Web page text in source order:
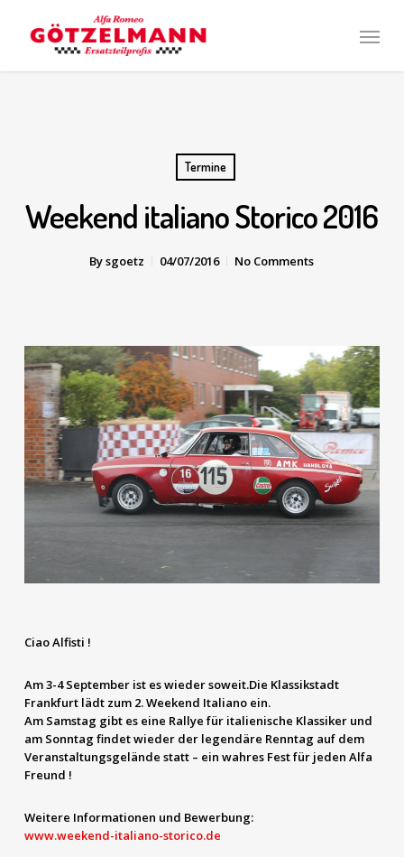
Menu
Termine
Weekend italiano Storico 2016
Bysgoetz 04/07/2016 No Comments
Ciao Alfisti !
Am 3-4 September ist es wieder soweit.Die Klassikstadt
Frankfurt lädt zum 2. Weekend Italiano ein.
Am Samstag gibt es eine Rallye für italienische Klassiker und
am Sonntag findet wieder der legendäre Renntag auf dem
Veranstaltungsgelände statt – ein wahres Fest für jeden Alfa
Freund !
Weitere Informationen und Bewerbung:
www.weekend-italiano-storico.de